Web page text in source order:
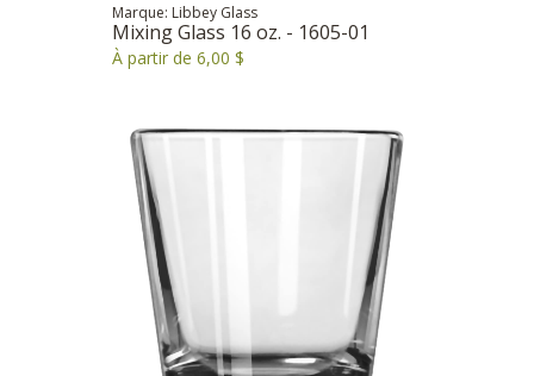
Marque: Libbey Glass
Mixing Glass 16 oz. - 1605-01
À partir de 6,00 $